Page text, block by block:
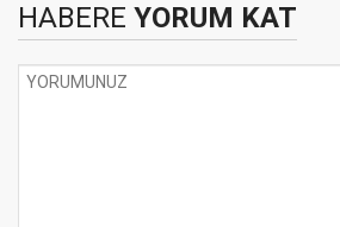
HABERE YORUM KAT